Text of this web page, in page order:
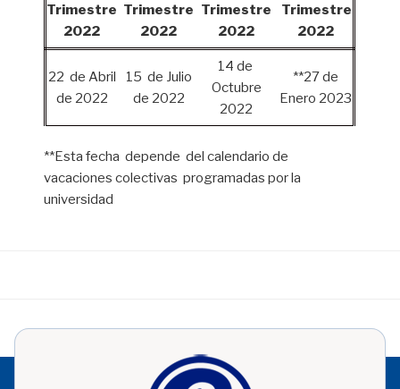
Trimestre
2022
Trimestre
2022
Trimestre
2022
Trimestre
2022
22 de Abril
de 2022
15 de Julio
de 2022
14 de
Octubre
2022
**27 de
Enero 2023
**Esta fecha depende del calendario de
vacaciones colectivas programadas por la
universidad